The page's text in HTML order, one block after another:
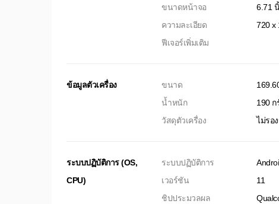
ขนาดหน้าจอ
6.71
ความละเอียด
720 x
ฟีเจอร์เพิ่มเติม
ข้อมูลตัวเครื่อง ขนาด
น้ำหนัก
190 ก
วัสดุตัวเครื่อง
ไม่รอ
ระบบปฏิบัติการ (OS,
CPU)
ระบบปฏิบัติการ
เวอร์ชัน
11
ชิปประมวลผล